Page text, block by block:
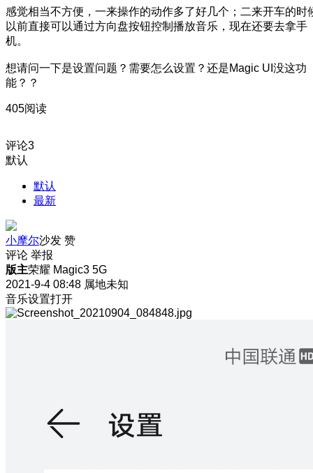
感觉相当不方便，一来操作的动作多了好几个；二来开车的时
以前直接可以通过方向盘按钮控制播放音乐，现在还要去拿手
机。
想请问一下是设置问题？需要怎么设置？还是Magic UI没这功
能？？
405阅读
评论3
默认
默认
最新
小摩尔沙发 赞
评论 举报
版主荣耀 Magic3 5G
2021-9-4 08:48 属地未知
音乐设置打开